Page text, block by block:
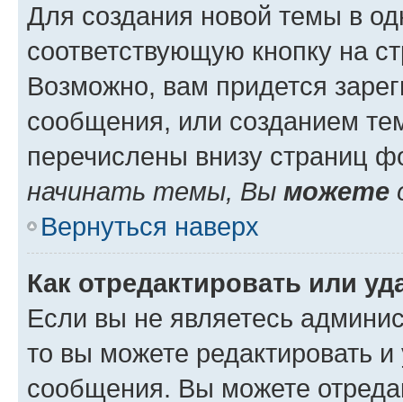
Для создания новой темы в
соответствующую кнопку на
Возможно, вам придется
сообщения, или созданием
перечислены внизу страниц
начинать темы, Вы можете
Вернуться наверх
Как отредактировать или
Если вы не являетесь
то вы можете редактировать
сообщения. Вы можете